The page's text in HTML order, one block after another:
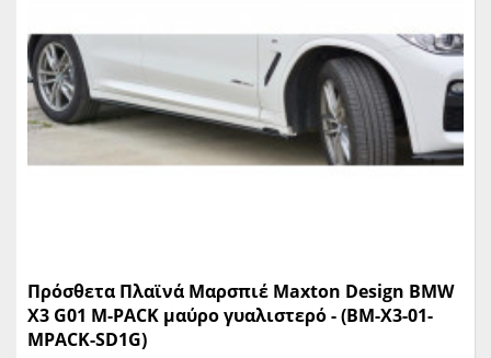
Πρόσθετα Πλαϊνά Μαρσπιέ Maxton Design BMW
X3 G01 M-PACK μαύρο γυαλιστερό - (BM-X3-01-
MPACK-SD1G)